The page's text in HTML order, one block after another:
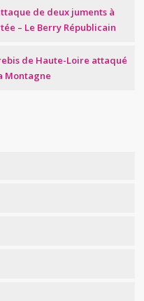
de deux juments à
– Le Berry Républicain
de Haute-Loire attaqué
Montagne